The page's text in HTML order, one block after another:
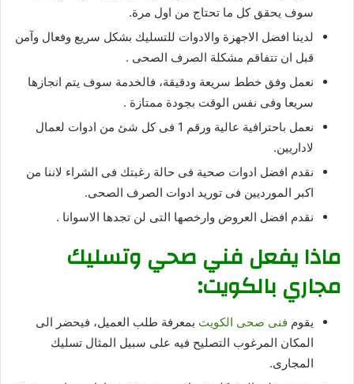
سوف يحقق كل ما تحتاج من اول مرة.
لدينا افضل الاجهزة والادوات للتسليك بشكل سريع وفعال وآمن
قبل ان تتفاقم مشكلة الصرف الصحى .
نعمل وفق خطط سريعة ودقيقة، فالخدمة سوف يتم انجازها
سريعا وفى نفس الوقت بجودة ممتازة .
نعمل باحترافية عالية ورقم 1 فى كل شئ من ادوات لعمال
لاداريين.
نقدم افضل ادوات صحية فى حالة رغبتك فى الشراء لاننا من
اكبر المورديين فى توريد ادوات الصرف الصحى.
نقدم افضل العروض وارخصها التى لن تجدها الاسوانا .
ماذا يفعل فني صحي وتسليك
مجاري بالكويت:
يقوم فنى صحى الكويت بمعرفة طلب العميل، فيحضر الى
المكان المرغوب التصليح فيه على سبيل المثال تسليك
المجارى.